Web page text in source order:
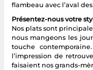
flambeau avec l’aval
Présentez-nous votre
Nos plats sont
nous mangeons les
touche
l’impression de
faisaient nos grands-